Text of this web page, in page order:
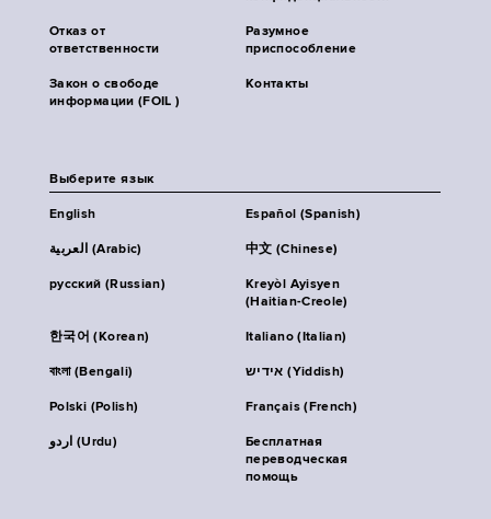
Отказ от
ответственности
Разумное
приспособление
Закон о свободе
информации (FOIL )
Контакты
Выберите язык
English Español (Spanish)
العربية (Arabic) 中文 (Chinese)
русский (Russian)
Kreyòl Ayisyen
(Haitian-Creole)
한국어 (Korean) Italiano (Italian)
বাংলা (Bengali) אידיש (Yiddish)
Polski (Polish) Français (French)
اردو (Urdu)
Бесплатная
переводческая
помощь